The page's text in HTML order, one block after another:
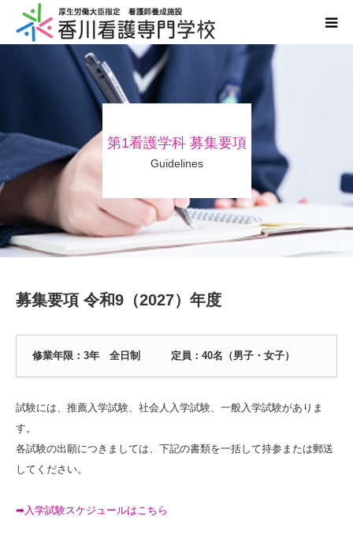
第1看護学科 募集要項
Guidelines
募集要項 令和9（2027）年度
修業年限：3年 全日制 定員：40名（男子・女子）
試験には、推薦入学試験、社会人入学試験、一般入学試験がありま
す。
各試験の出願につきましては、下記の書類を一括して持参または郵送
してください。
➡入学試験スケジュールはこちら
学校案内
入学案内
国家試験・進路
同窓会